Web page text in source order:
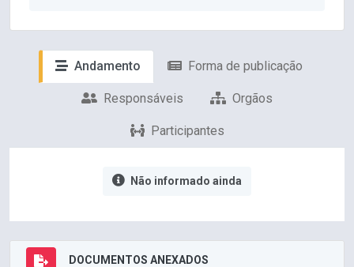
Andamento Forma de publicação
Responsáveis Orgãos
Participantes
Não informado ainda
DOCUMENTOS ANEXADOS